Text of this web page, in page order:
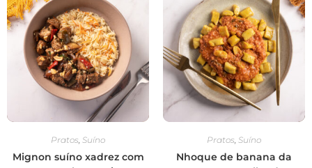
Pratos Suíno
Mignon suíno xadrez com
Pratos Suíno
Nhoque de banana da